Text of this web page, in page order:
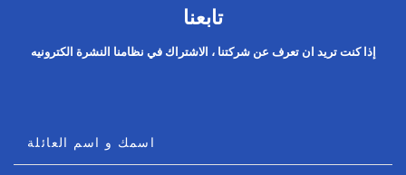
تابعنا
إذا كنت تريد ان تعرف عن شركتنا ، الاشتراك في نظامنا النشرة الكترونيه
اسمك و اسم العائلة